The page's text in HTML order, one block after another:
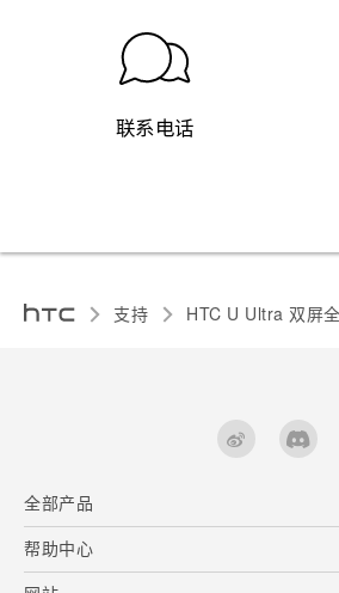
联系电话
支持 HTC U Ultra 双屏
全部产品
区块链智能手机
VIVE
帮助中心